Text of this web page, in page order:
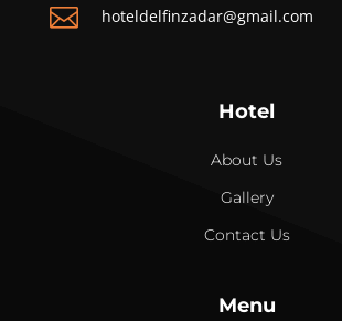
 hoteldelfinzadar@gmail.com
Hotel
About Us
Gallery
Contact Us
Menu